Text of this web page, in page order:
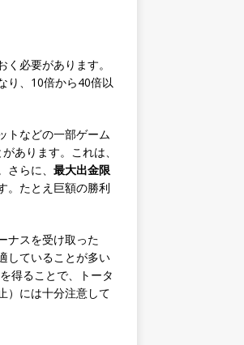
必要があります。
り、10倍から40倍以
トなどの一部ゲーム
あります。これは、
らに、 最大出金限
。たとえ巨額の勝利
ナスを受け取った
していることが多い
得ることで、トータ
）には十分注意して